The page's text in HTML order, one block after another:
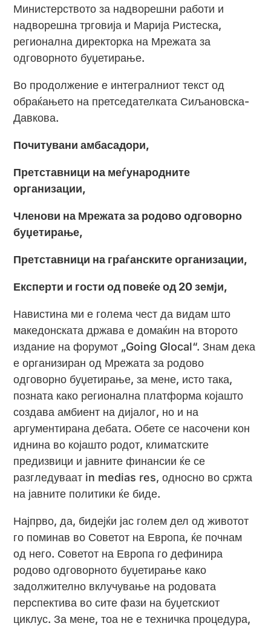
Министерството за надворешни работи и
надворешна трговија и Марија Ристеска,
регионална директорка на Мрежата за
одговорното буџетирање.
Во продолжение е интегралниот текст од
обраќањето на претседателката Сиљановска-
Давкова.
Почитувани амбасадори,
Претставници на меѓународните
организации,
Членови на Мрежата за родово одговорно
буџетирање,
Претставници на граѓанските организации,
Експерти и гости од повеќе од 20 земји,
Навистина ми е голема чест да видам што
македонската држава е домаќин на второто
издание на форумот „Going Glocal“. Знам дека
е организиран од Мрежата за родово
одговорно буџетирање, за мене, исто така,
позната како регионална платформа којашто
создава амбиент на дијалог, но и на
аргументирана дебата. Обете се насочени кон
иднина во којашто родот, климатските
предизвици и јавните финансии ќе се
разгледуваат in medias res, односно во сржта
на јавните политики ќе биде.
Најпрво, да, бидејќи јас голем дел од животот
го поминав во Советот на Европа, ќе почнам
од него. Советот на Европа го дефинира
родово одговорното буџетирање како
задолжително вклучување на родовата
перспектива во сите фази на буџетскиот
циклус. За мене, тоа не е техничка процедура,